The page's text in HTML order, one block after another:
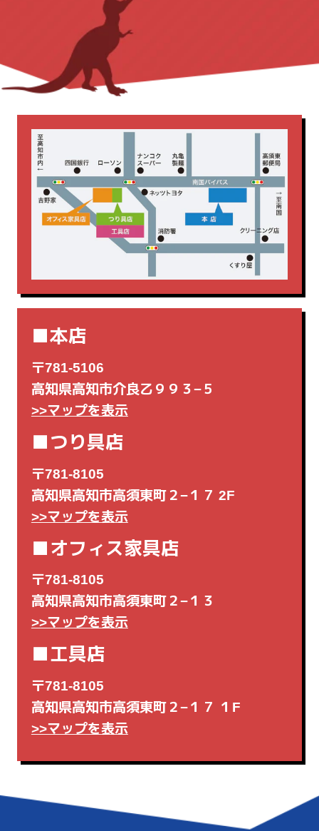
会議テーブル
内田洋行 平机
応接セット 新着商品
片袖机 生興 脇机 藤沢工業
新着商品 測量・測定
無線機 照明
研削・研磨機
釘打機 集じん機・掃除機
電動工具 電気カンナ
■本店
〒781-5106
高知県高知市介良乙９９３−５
>>マップを表示
■つり具店
〒781-8105
高知県高知市高須東町２−１７ 2F
>>マップを表示
■オフィス家具店
〒781-8105
高知県高知市高須東町２−１３
>>マップを表示
■工具店
〒781-8105
高知県高知市高須東町２−１７ １F
>>マップを表示